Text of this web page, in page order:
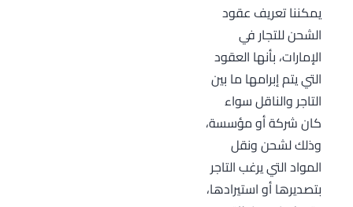
يمكننا تعريف عقود
الشحن للتجار في
الإمارات، بأنها العقود
التي يتم إبرامها ما بين
التاجر والناقل سواء
كان شركة أو مؤسسة،
وذلك لشحن ونقل
المواد التي يرغب التاجر
بتصديرها أو استيرادها،